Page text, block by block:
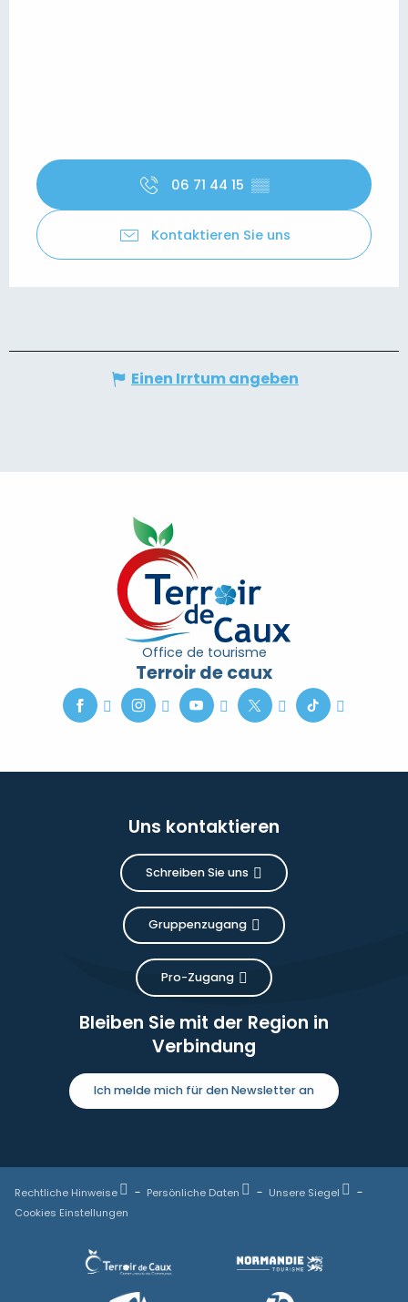
06 71 44 15 ▒▒
Kontaktieren Sie uns
Einen Irrtum angeben
Office de tourisme
Terroir de caux
Uns kontaktieren
Schreiben Sie uns
Gruppenzugang
Pro-Zugang
Bleiben Sie mit der Region in
Verbindung
Ich melde mich für den Newsletter an
Rechtliche Hinweise Persönliche Daten
Unsere Siegel
Cookies Einstellungen